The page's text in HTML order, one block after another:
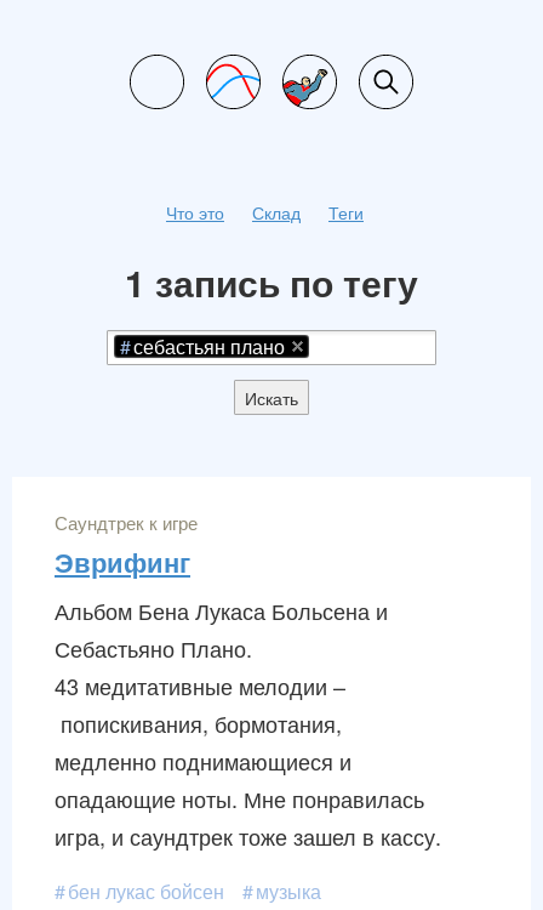
Что это Склад Теги
1 запись по тегу
себастьян плано
Искать
Саундтрек к игре
Эврифинг
Альбом Бена Лукаса Больсена и
Себастьяно Плано.
43 медитативные мелодии –
попискивания, бормотания,
медленно поднимающиеся и
опадающие ноты. Мне понравилась
игра, и саундтрек тоже зашел в кассу.
бен лукас бойсен
музыка